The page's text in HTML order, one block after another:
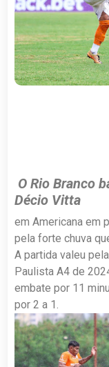
O Rio Branco
Décio Vitta
em Americana em
pela forte chuva
A partida valeu
Paulista A4 de
embate por 11
por 2 a 1.